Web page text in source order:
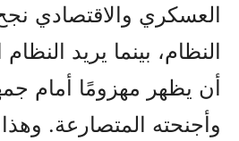
العسكري والاقتصادي
النظام، بينما يريد
أن يظهر مهزومًا أمام
وأجنحته المتصارعة.